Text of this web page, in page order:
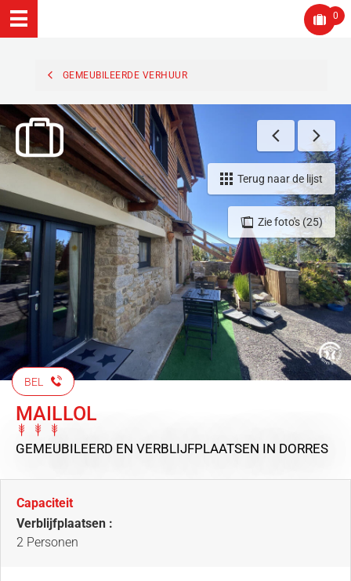
0
GEMEUBILEERDE VERHUUR
Zie foto's (25)
Terug naar de lijst
BEL
MAILLOL
GEMEUBILEERD EN VERBLIJFPLAATSEN IN DORRES
Capaciteit
Verblijfplaatsen :
2 Personen